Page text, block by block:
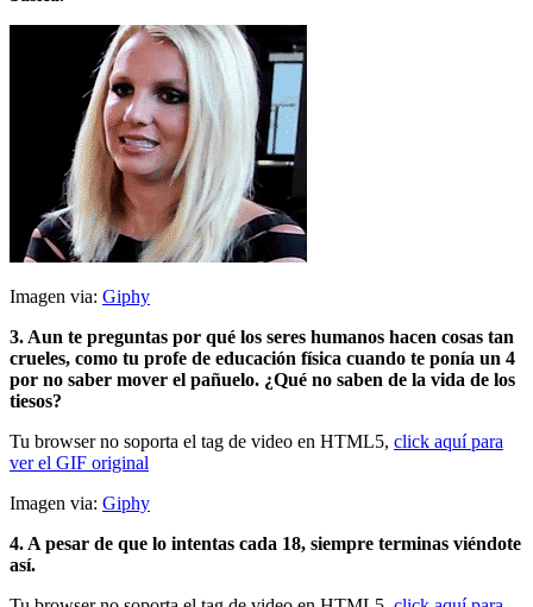
Imagen via: Giphy
3. Aun te preguntas por qué los seres humanos hacen cosas tan
crueles, como tu profe de educación física cuando te ponía un 4
por no saber mover el pañuelo. ¿Qué no saben de la vida de los
tiesos?
Tu browser no soporta el tag de video en HTML5, click aquí para
ver el GIF original
Imagen via: Giphy
4. A pesar de que lo intentas cada 18, siempre terminas viéndote
así.